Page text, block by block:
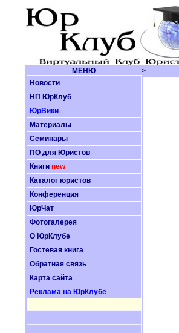
МЕНЮ
>
Новости
НП ЮрКлуб
ЮрВики
Материалы
Семинары
ПО для Юристов
Книги new
Каталог юристов
Конференция
ЮрЧат
Фотогалерея
О ЮрКлубе
Гостевая книга
Обратная связь
Карта сайта
Реклама на ЮрКлубе